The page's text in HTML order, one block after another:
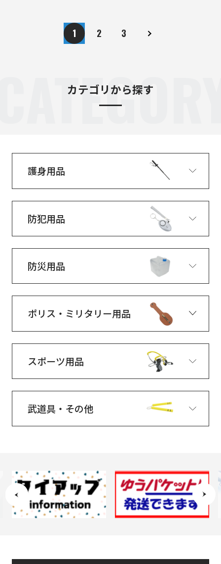
1 2 3
カテゴリから探す
護身用品
防犯用品
防災用品
ポリス・ミリタリー用品
スポーツ用品
武道具・その他